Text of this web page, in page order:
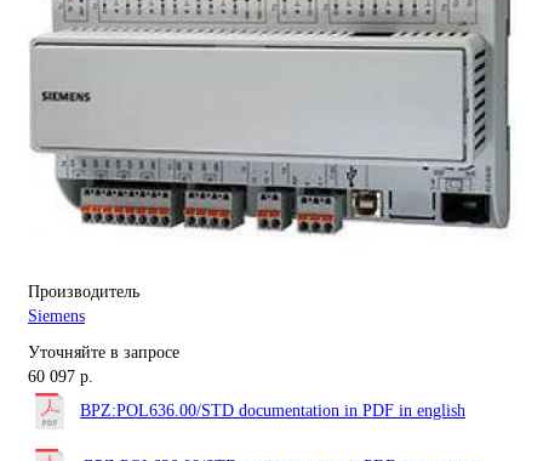
Производитель
Siemens
Уточняйте в запросе
60 097 р.
BPZ:POL636.00/STD documentation in PDF in english